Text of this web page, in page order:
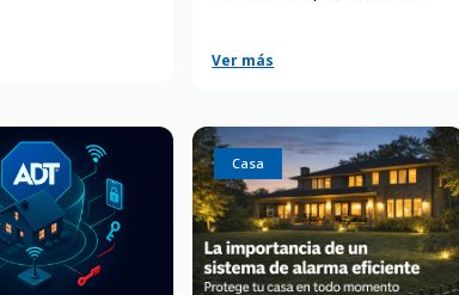
resguardada
una amenaza
negocios de
Es en este
donde la
aliada a la
de ADT, cobra
sensores.
Ver más
Casa